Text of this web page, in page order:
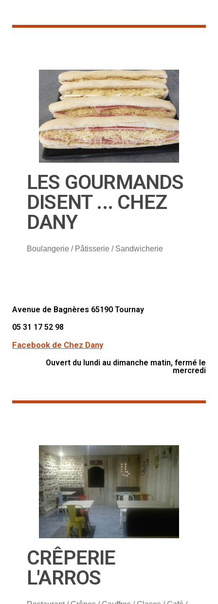
LES GOURMANDS
DISENT ... CHEZ
DANY
Boulangerie / Pâtisserie / Sandwicherie
Avenue de Bagnères 65190 Tournay
05 31 17 52 98
Facebook de Chez Dany
Ouvert du lundi au dimanche matin, fermé le
mercredi
CRÊPERIE
L'ARROS